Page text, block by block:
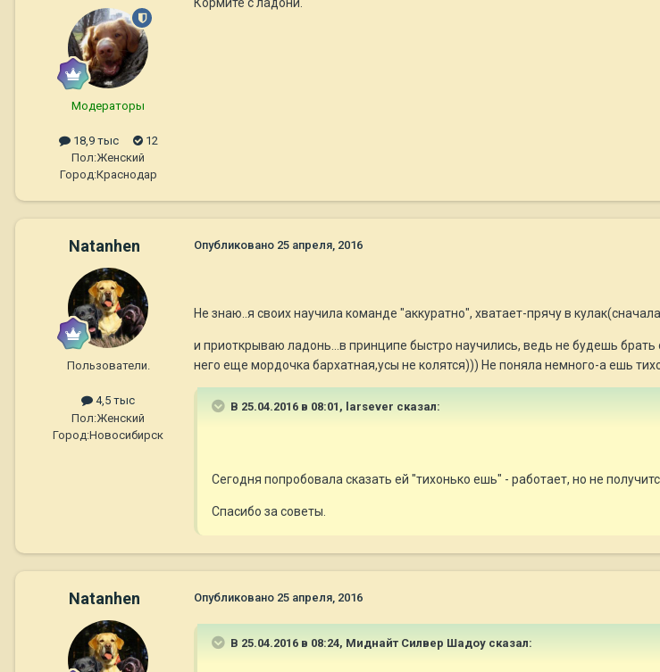
Модераторы
18,9 тыс
12
Пол:Женский
Город:Краснодар
Natanhen
Пользователи.
4,5 тыс
Пол:Женский
Город:Новосибирск
Опубликовано 25 апреля, 2016
Не знаю..я своих научила команде "аккуратно", хватает-прячу в
и приоткрываю ладонь...в принципе быстро научились, ведь не будешь
него еще мордочка бархатная,усы не колятся))) Не поняла немного-а ешь
В 25.04.2016 в 08:01, larsever сказал:
Сегодня попробовала сказать ей "тихонько ешь" - работает, но не
Спасибо за советы.
Natanhen Опубликовано 25 апреля, 2016
В 25.04.2016 в 08:24, Миднайт Силвер Шадоу сказал: